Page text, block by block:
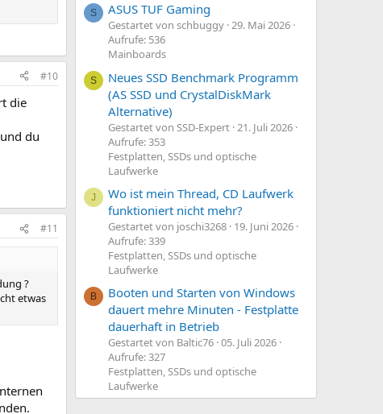
#10
die
du
#11
?
etwas
S ASUS TUF Gaming
Gestartet von schbuggy 29. Mai 2026
Aufrufe: 536
Mainboards
S
Neues SSD Benchmark Programm
(AS SSD und CrystalDiskMark
Alternative)
Gestartet von SSD-Expert 21. Juli 2026
Aufrufe: 353
Festplatten, SSDs und optische
Laufwerke
J
Wo ist mein Thread, CD Laufwerk
funktioniert nicht mehr?
Gestartet von joschi3268 19. Juni 2026
Aufrufe: 339
Festplatten, SSDs und optische
Laufwerke
B
Booten und Starten von Windows
dauert mehre Minuten - Festplatte
dauerhaft in Betrieb
Gestartet von Baltic76 05. Juli 2026
Aufrufe: 327
Festplatten, SSDs und optische
Laufwerke